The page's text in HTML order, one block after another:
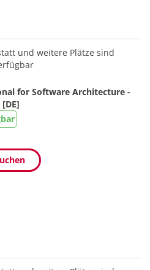
und weitere Plätze sind
for Software Architecture -